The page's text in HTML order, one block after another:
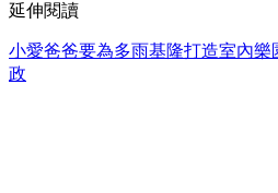
延伸閱讀
小愛爸爸要為多雨基隆打造室內
政